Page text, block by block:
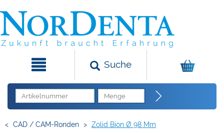
Suche
< CAD / CAM-Ronden > Zolid Bion Ø 98 Mm